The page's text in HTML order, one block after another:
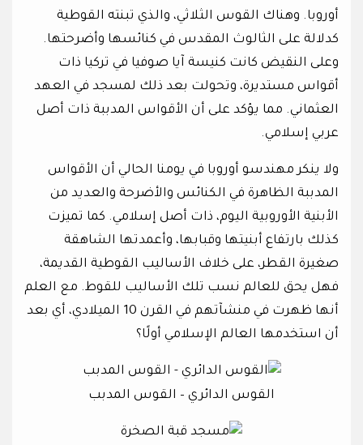
أوروبا. وهناك القوس الثلاثي، والذي تبنته القوطية
كدلالة على الثالوث المقدس في كنائسها وأضرحتها.
وعلى النقيض كانت كنيسة آيا صوفيا في تركيا ذات
أقواس مستديرة، وتحولت بعد ذلك لمسجد في العهد
العثماني. مما يؤكد على أن الأقواس المدببة ذات أصل
عربي إسلامي.
ولا ينكر مهندسو أوروبا في يومنا الحالي أن الأقواس
المدببة الظاهرة في الكنائس والأضرحة والعديد من
الأبنية الأوروبية اليوم، ذات أصل إسلامي. كما تميزت
كذلك بارتفاع أبنيتها وقبابها، وأعمدتها الشاهقة
صغيرة القطر، على خلاف الأساليب القوطية القديمة،
فهل يحق للعالم نسب تلك الأساليب للقوط. مع العلم
أنها ظهرت في منشآتهم في القرن 10 الميلادي، أي بعد
أن استخدمها العالم الإسلامي أولًا؟
القوس الدائري – القوس المدبب